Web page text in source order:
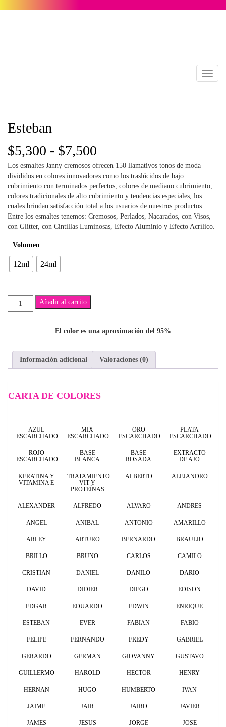
Toggle
Esteban
$5,300 - $7,500
de
precios:
desde
$5,300
Los esmaltes Janny cremosos ofrecen 150 llamativos tonos de moda
divididos en colores innovadores como los traslúcidos de bajo
cubrimiento con terminados perfectos, colores de mediano cubrimiento,
colores tradicionales de alto cubrimiento y tendencias especiales, los
cuales brindan satisfacción total a los usuarios de nuestros productos.
Entre los esmaltes tenemos: Cremosos, Perlados, Nacarados, con Visos,
con Glitter, con Cintillas Luminosas, Efecto Aluminio y Efecto Acrílico.
Volumen
12ml 24ml
Esteban
cantidad
Añadir al carrito
El color es una aproximación del 95%
Información adicional Valoraciones (0)
CARTA DE COLORES
AZUL
ESCARCHADO
MIX
ESCARCHADO
ORO
ESCARCHADO
PLATA
ESCARCHADO
ROJO
ESCARCHADO
BASE
BLANCA
BASE
ROSADA
EXTRACTO
DE AJO
KERATINA Y
VITAMINA E
TRATAMIENTO
VIT Y
PROTEÍNAS
ALBERTO ALEJANDRO
ALEXANDER ALFREDO ALVARO ANDRES
ANGEL ANIBAL ANTONIO AMARILLO
ARLEY ARTURO BERNARDO BRAULIO
BRILLO BRUNO CARLOS CAMILO
CRISTIAN DANIEL DANILO DARIO
DAVID DIDIER DIEGO EDISON
EDGAR EDUARDO EDWIN ENRIQUE
ESTEBAN EVER FABIAN FABIO
FELIPE FERNANDO FREDY GABRIEL
GERARDO GERMAN GIOVANNY GUSTAVO
GUILLERMO HAROLD HECTOR HENRY
HERNAN HUGO HUMBERTO IVAN
JAIME JAIR JAIRO JAVIER
JAMES JESUS JORGE JOSE